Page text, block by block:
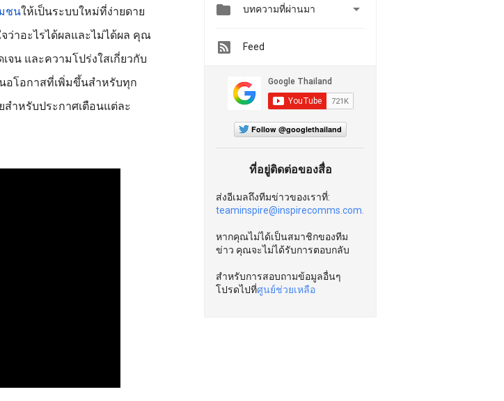
ชน ให้เป็นระบบใหม่ที่ง่ายดาย
ว่าอะไรได้ผลและไม่ได้ผล คุณ
จน และความโปร่งใสเกี่ยวกับ
อโอกาสที่เพิ่มขึ้นสำหรับทุก
ำหรับประกาศเตือนแต่ละ
 บทความที่ผ่านมา 
Feed
Follow @googlethailand
ที่อยู่ติดต่อของสื่อ
ส่งอีเมลถึงทีมข่าวของเราที่:
teaminspire@inspirecomms.com.
หากคุณไม่ได้เป็นสมาชิกของทีม
ข่าว คุณจะไม่ได้รับการตอบกลับ
สำหรับการสอบถามข้อมูลอื่นๆ
โปรดไปที่ศูนย์ช่วยเหลือ